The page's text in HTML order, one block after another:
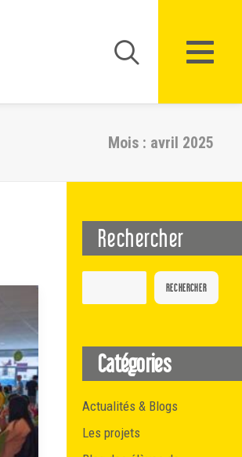
Mois : avril 2025
Rechercher
RECHERCHER
Catégories
Actualités & Blogs
Les projets